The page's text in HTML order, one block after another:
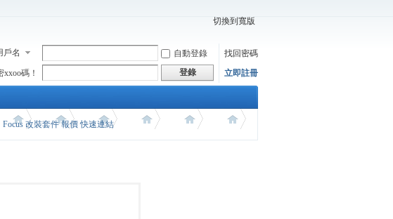
切換到寬版
戶名 自動登錄
找回密碼
xxoo碼！
登錄 立即註冊
Focus 改裝套件 報價 快速連結